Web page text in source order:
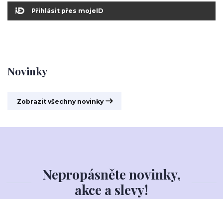
Novinky
Zobrazit všechny novinky
Přihlásit přes mojeID
Nepropásněte novinky,
akce a slevy!